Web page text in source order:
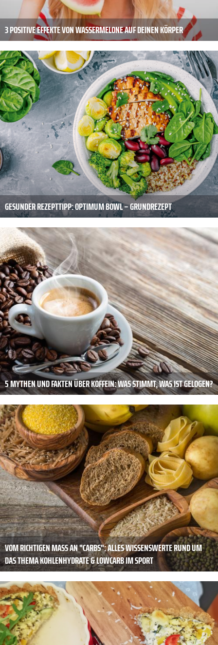
3 POSITIVE EFFEKTE VON WASSERMELONE AUF DEINEN KÖRPER
GESUNDER REZEPTTIPP: OPTIMUM BOWL – GRUNDREZEPT
5 MYTHEN UND FAKTEN ÜBER KOFFEIN: WAS STIMMT, WAS IST GELOGEN?
VOM RICHTIGEN MASS AN "CARBS": ALLES WISSENSWERTE RUND UM D
AS THEMA KOHLENHYDRATE & LOWCARB IM SPORT